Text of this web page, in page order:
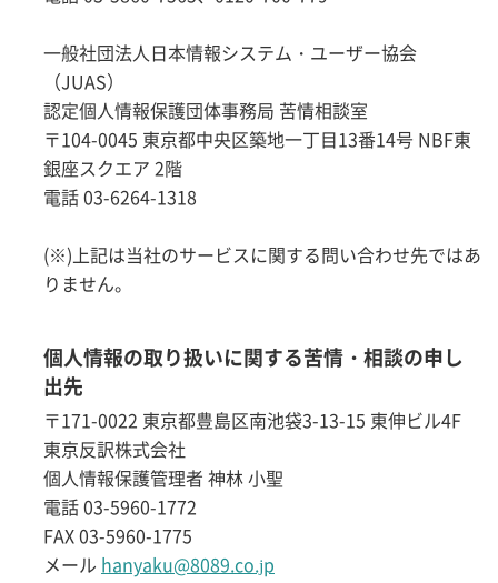
一般社団法人日本情報システム・ユーザー協会
（JUAS）
認定個人情報保護団体事務局 苦情相談室
〒104-0045 東京都中央区築地一丁目13番14号 NBF東
銀座スクエア 2階
電話 03-6264-1318
(※)上記は当社のサービスに関する問い合わせ先ではあ
りません。
個人情報の取り扱いに関する苦情・相談の申し
出先
〒171-0022 東京都豊島区南池袋3-13-15 東伸ビル4F
東京反訳株式会社
個人情報保護管理者 神林 小聖
電話 03-5960-1772
FAX 03-5960-1775
メール hanyaku@8089.co.jp